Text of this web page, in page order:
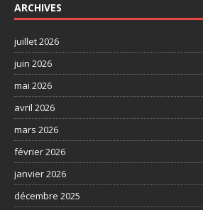
ARCHIVES
juillet 2026
juin 2026
mai 2026
avril 2026
mars 2026
février 2026
janvier 2026
décembre 2025